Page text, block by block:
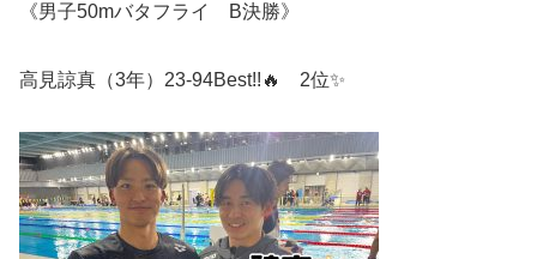
《男子50mバタフライ B決勝》
高見諒真（3年）23-94Best!!🔥 2位✨️